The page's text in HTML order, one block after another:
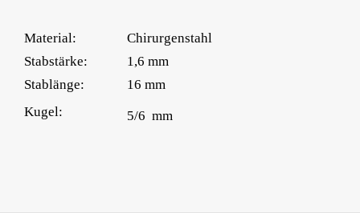
Material:
Chirurgenstahl
Stabstärke:
1,6 mm
Stablänge:
16 mm
Kugel:
5/6 mm